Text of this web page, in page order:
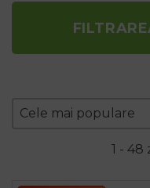
Zoradenie
Sort content
Cele mai populare
Sort content
1 - 48